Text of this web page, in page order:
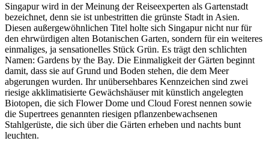
Singapur wird in der Meinung der Reiseexperten als Gartenstadt
bezeichnet, denn sie ist unbestritten die grünste Stadt in Asien.
Diesen außergewöhnlichen Titel holte sich Singapur nicht nur für
den ehrwürdigen alten Botanischen Garten, sondern für ein weiteres
einmaliges, ja sensationelles Stück Grün. Es trägt den schlichten
Namen: Gardens by the Bay. Die Einmaligkeit der Gärten beginnt
damit, dass sie auf Grund und Boden stehen, die dem Meer
abgerungen wurden. Ihr unübersehbares Kennzeichen sind zwei
riesige akklimatisierte Gewächshäuser mit künstlich angelegten
Biotopen, die sich Flower Dome und Cloud Forest nennen sowie
die Supertrees genannten riesigen pflanzenbewachsenen
Stahlgerüste, die sich über die Gärten erheben und nachts bunt
leuchten.